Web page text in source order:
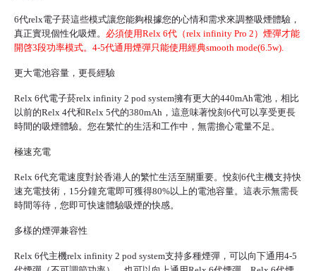
6代relx電子菸這些模式讓您能夠根據您的心情和需求來調整吸煙體驗，
真正實現個性化吸煙。 必須使用Relx 6代（relx infinity Pro 2）煙彈才能
開啓3段功率模式。4-5代通用煙彈只能使用經典smooth mode(6.5w).
更大電池容量，更長經驗
Relx 6代電子菸relx infinity 2 pod system擁有更大的440mAh電池，相比
以前的Relx 4代和Relx 5代的380mAh，這意味著悅刻6代可以享受更長
時間的吸煙體驗。您在繁忙的生活和工作中，無需擔心電量不足。
極速充電
Relx 6代充電速度對於香港人的繁忙生活至關重要。悅刻6代主機支持快
速充電技術，15分鐘充電即可獲得80%以上的電池容量。這表示無需長
時間等待，您即可快速體驗吸煙的快感。
多樣的煙彈兼容性
Relx 6代主機relx infinity 2 pod system支持多種煙彈，可以向下通用4-5